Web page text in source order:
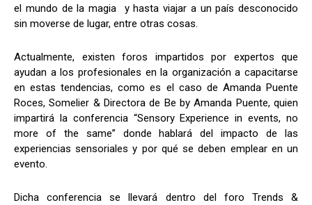
el mundo de la magia y hasta viajar a un país desconocido
sin moverse de lugar, entre otras cosas.
Actualmente, existen foros impartidos por expertos que
ayudan a los profesionales en la organización a capacitarse
en estas tendencias, como es el caso de Amanda Puente
Roces, Somelier & Directora de Be by Amanda Puente, quien
impartirá la conferencia “Sensory Experience in events, no
more of the same” donde hablará del impacto de las
experiencias sensoriales y por qué se deben emplear en un
evento.
Dicha conferencia se llevará dentro del foro Trends &